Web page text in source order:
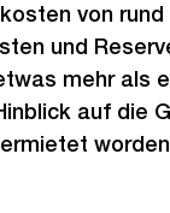
von rund
und
mehr als
auf die